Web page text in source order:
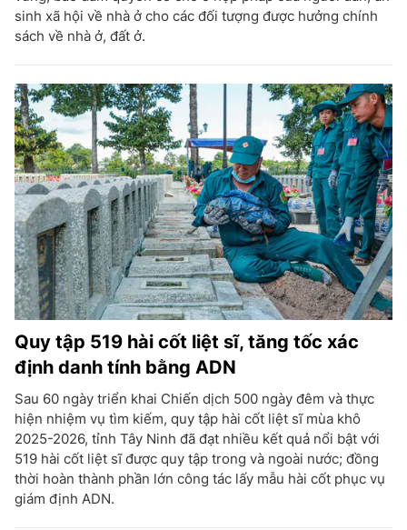
sinh xã hội về nhà ở cho các đối tượng được hưởng chính
sách về nhà ở, đất ở.
Quy tập 519 hài cốt liệt sĩ, tăng tốc xác
định danh tính bằng ADN
Sau 60 ngày triển khai Chiến dịch 500 ngày đêm và thực
hiện nhiệm vụ tìm kiếm, quy tập hài cốt liệt sĩ mùa khô
2025-2026, tỉnh Tây Ninh đã đạt nhiều kết quả nổi bật với
519 hài cốt liệt sĩ được quy tập trong và ngoài nước; đồng
thời hoàn thành phần lớn công tác lấy mẫu hài cốt phục vụ
giám định ADN.